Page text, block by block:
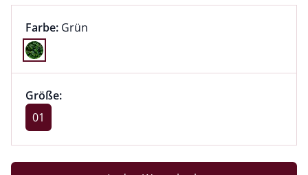
Farbauswahl:
Farbe: aktuell ausgewählt:
Grün
Farbe Grün ausgewählt
Größenauswahl:
Größe:
Größe 01 ausgewählt
01